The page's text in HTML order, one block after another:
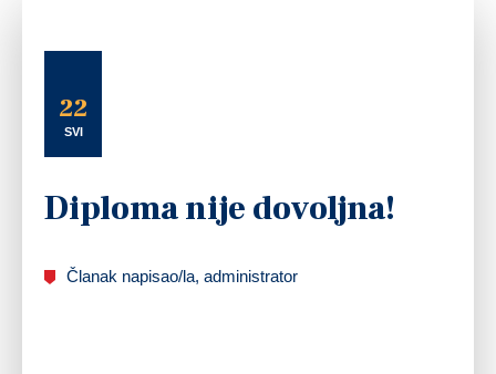
22
SVI
Diploma nije dovoljna!
Članak napisao/la, administrator